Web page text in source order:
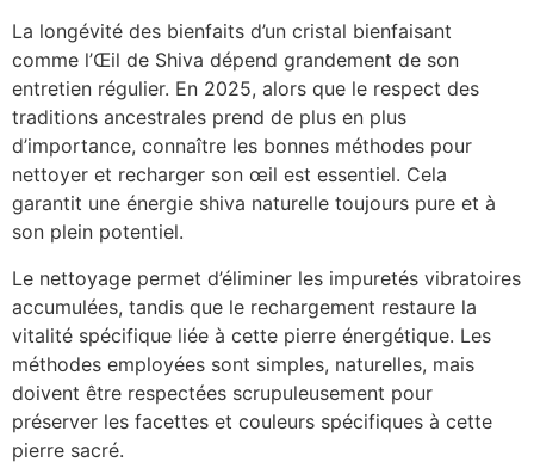
La longévité des bienfaits d’un cristal bienfaisant
comme l’Œil de Shiva dépend grandement de son
entretien régulier. En 2025, alors que le respect des
traditions ancestrales prend de plus en plus
d’importance, connaître les bonnes méthodes pour
nettoyer et recharger son œil est essentiel. Cela
garantit une énergie shiva naturelle toujours pure et à
son plein potentiel.
Le nettoyage permet d’éliminer les impuretés vibratoires
accumulées, tandis que le rechargement restaure la
vitalité spécifique liée à cette pierre énergétique. Les
méthodes employées sont simples, naturelles, mais
doivent être respectées scrupuleusement pour
préserver les facettes et couleurs spécifiques à cette
pierre sacré.